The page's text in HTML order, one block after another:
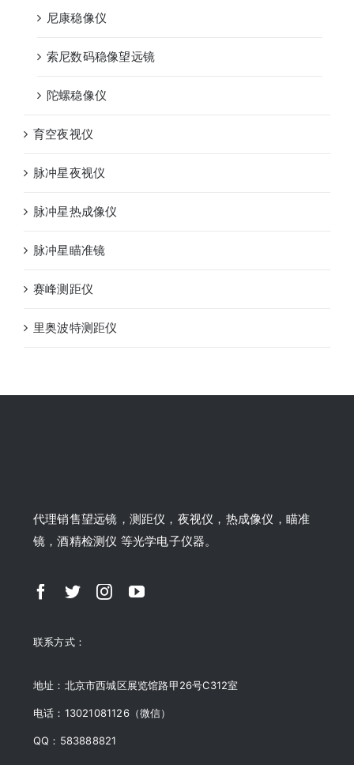
尼康稳像仪
索尼数码稳像望远镜
陀螺稳像仪
育空夜视仪
脉冲星夜视仪
脉冲星热成像仪
脉冲星瞄准镜
赛峰测距仪
里奥波特测距仪
代理销售望远镜，测距仪，夜视仪，热成像仪，瞄准
镜，酒精检测仪 等光学电子仪器。
联系方式：
地址：北京市西城区展览馆路甲26号C312室
电话：13021081126（微信）
QQ：583888821